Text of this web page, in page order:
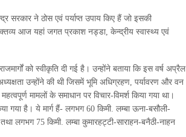
सरकार ने ठोस एवं पर्याप्त उपाय किए हैं जो इसकी
आज यहां जगत प्रकाश नड्डा, केन्द्रीय स्वास्थ्य एवं
को स्वीकृति दी गई है। उन्होंने बताया कि इस वर्ष अप्रैल
उन्होंने की थी जिसमें भूमि अधिग्रहण, पर्यावरण और वन
मामलों के समाधान पर विचार-विमर्श किया गया था।
गया है। ये मार्ग हैं- लगभग 60 किमी. लम्बा ऊना-बसौली-
लगभग 75 किमी. लम्बा कुमारहट्टी-साराहन-बनैठी-नाहन